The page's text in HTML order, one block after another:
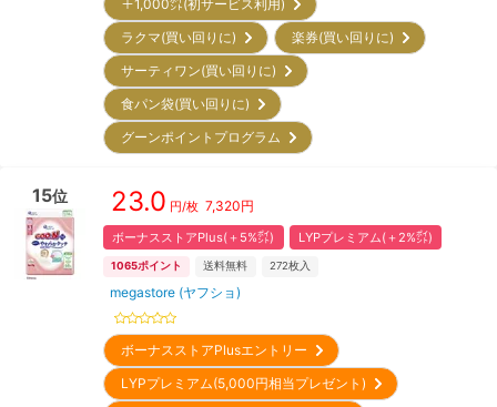
＋1,000㌽(初サービス利用)
ラクマ(買い回りに)
楽券(買い回りに)
サーティワン(買い回りに)
食パン袋(買い回りに)
グーンポイントプログラム
15位 23.0 円/枚 7,320円
ボーナスストアPlus(＋5%㌽) LYPプレミアム(＋2%㌽)
1065ポイント 送料無料 272枚入
megastore (ヤフショ)
ボーナスストアPlusエントリー
LYPプレミアム(5,000円相当プレゼント)